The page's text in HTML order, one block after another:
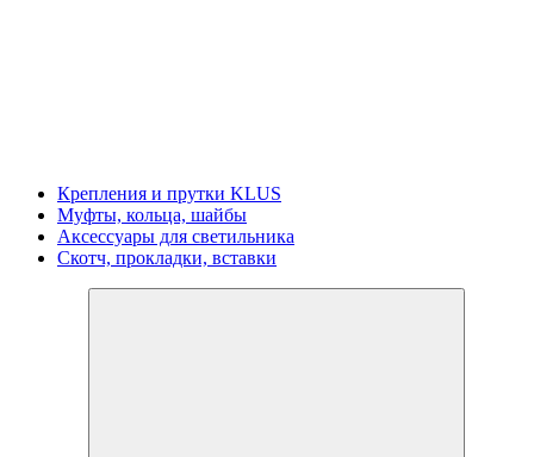
Крепления и прутки KLUS
Муфты, кольца, шайбы
Аксессуары для светильника
Скотч, прокладки, вставки